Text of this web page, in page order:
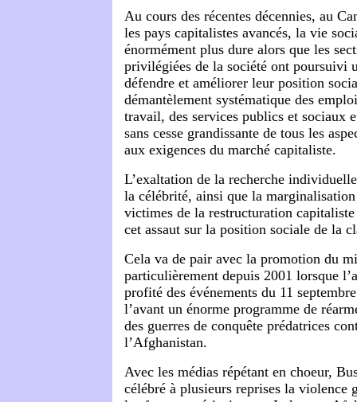
Au cours des récentes décennies, au
les pays capitalistes avancés, la vie
énormément plus dure alors que les
privilégiées de la société ont poursuivi
défendre et améliorer leur position
démantèlement systématique des
travail, des services publics et sociaux
sans cesse grandissante de tous les
aux exigences du marché capitaliste.
L’exaltation de la recherche
la célébrité, ainsi que la
victimes de la restructuration capitaliste
cet assaut sur la position sociale de la
Cela va de pair avec la promotion du
particulièrement depuis 2001 lorsque
profité des événements du 11
l’avant un énorme programme de
des guerres de conquête prédatrices
l’Afghanistan.
Avec les médias répétant en choeur,
célébré à plusieurs reprises la violence